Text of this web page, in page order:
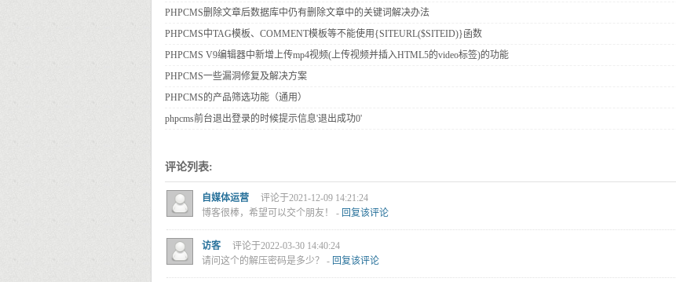
PHPCMS删除文章后数据库中仍有删除文章中的关键词解决办法
PHPCMS中TAG模板、COMMENT模板等不能使用{SITEURL($SITEID)}函数
PHPCMS V9编辑器中新增上传mp4视频(上传视频并插入HTML5的video标签)的功能
PHPCMS一些漏洞修复及解决方案
PHPCMS的产品筛选功能（通用）
phpcms前台退出登录的时候提示信息'退出成功0'
评论列表:
自媒体运营
评论于2021-12-09 14:21:24
博客很棒，希望可以交个朋友！
- 回复该评论
访客
评论于2022-03-30 14:40:24
请问这个的解压密码是多少？
- 回复该评论